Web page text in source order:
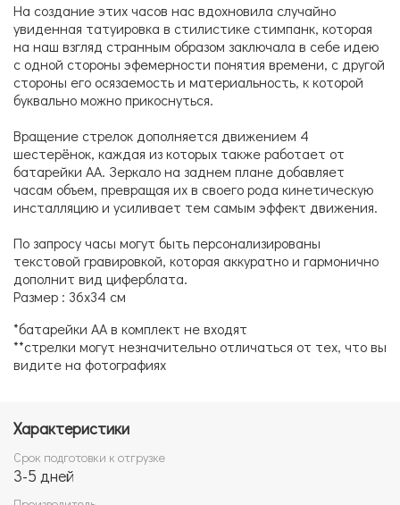
На создание этих часов нас вдохновила случайно
увиденная татуировка в стилистике стимпанк, которая
на наш взгляд странным образом заключала в себе идею
с одной стороны эфемерности понятия времени, с другой
стороны его осязаемость и материальность, к которой
буквально можно прикоснуться.
Вращение стрелок дополняется движением 4
шестерёнок, каждая из которых также работает от
батарейки АА. Зеркало на заднем плане добавляет
часам объем, превращая их в своего рода кинетическую
инсталляцию и усиливает тем самым эффект движения.
По запросу часы могут быть персонализированы
текстовой гравировкой, которая аккуратно и гармонично
дополнит вид циферблата.
Размер : 36х34 см
*батарейки АА в комплект не входят
**стрелки могут незначительно отличаться от тех, что вы
видите на фотографиях
Характеристики
Срок подготовки к отгрузке
3-5 дней